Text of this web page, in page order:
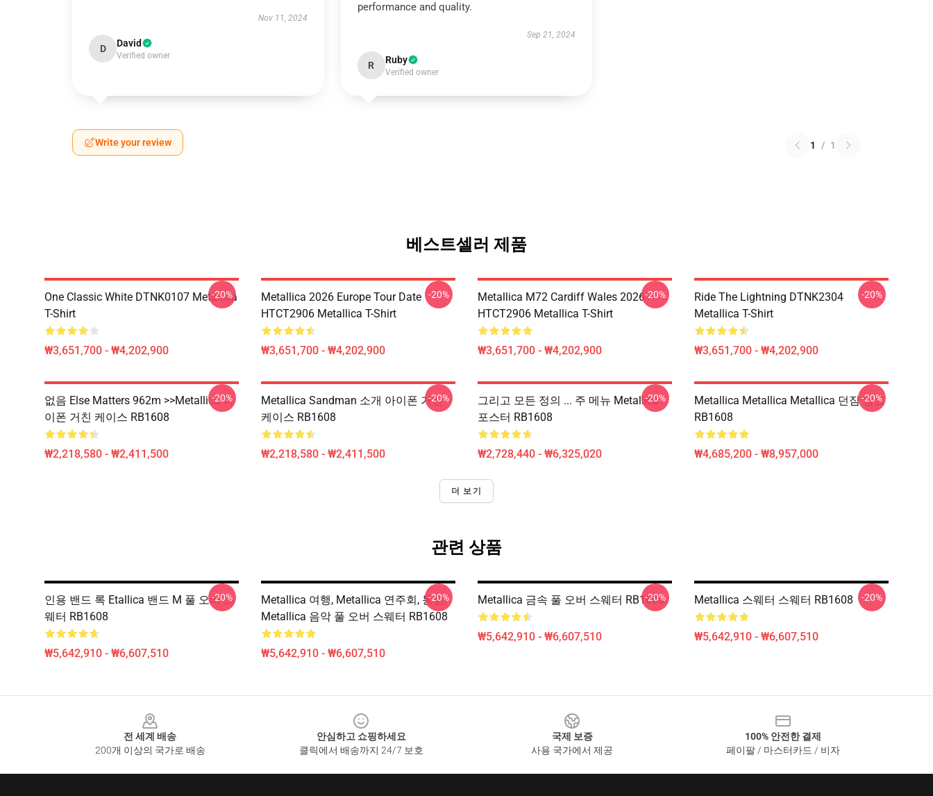
Nov 11, 2024
D David
Verified owner
performance and quality.
Sep 21, 2024
R Ruby
Verified owner
Write your review 1 / 1
베스트셀러 제품
One Classic White DTNK0107 Metallica
T-Shirt
₩3,651,700 - ₩4,202,900
-20%
Metallica 2026 Europe Tour Date
HTCT2906 Metallica T-Shirt
₩3,651,700 - ₩4,202,900
-20%
Metallica M72 Cardiff Wales 2026
HTCT2906 Metallica T-Shirt
₩3,651,700 - ₩4,202,900
-20%
Ride The Lightning DTNK2304
Metallica T-Shirt
₩3,651,700 - ₩4,202,900
-20%
없음 Else Matters 962m >>metallica 아
이폰 거친 케이스 RB1608
₩2,218,580 - ₩2,411,500
-20%
Metallica Sandman 소개 아이폰 거친
케이스 RB1608
₩2,218,580 - ₩2,411,500
-20%
그리고 모든 정의 ... 주 메뉴 Metallica
포스터 RB1608
₩2,728,440 - ₩6,325,020
-20%
Metallica Metallica Metallica 던짐 담요
RB1608
₩4,685,200 - ₩8,957,000
-20%
더 보기
관련 상품
인용 밴드 록 Etallica 밴드 M 풀 오버 스
웨터 RB1608
₩5,642,910 - ₩6,607,510
-20%
Metallica 여행, Metallica 연주회, 동향,
Metallica 음악 풀 오버 스웨터 RB1608
₩5,642,910 - ₩6,607,510
-20% Metallica 금속 풀 오버 스웨터 RB1608
₩5,642,910 - ₩6,607,510
-20% Metallica 스웨터 스웨터 RB1608
₩5,642,910 - ₩6,607,510
-20%
전 세계 배송
200개 이상의 국가로 배송
안심하고 쇼핑하세요
클릭에서 배송까지 24/7 보호
국제 보증
사용 국가에서 제공
100% 안전한 결제
페이팔 / 마스터카드 / 비자